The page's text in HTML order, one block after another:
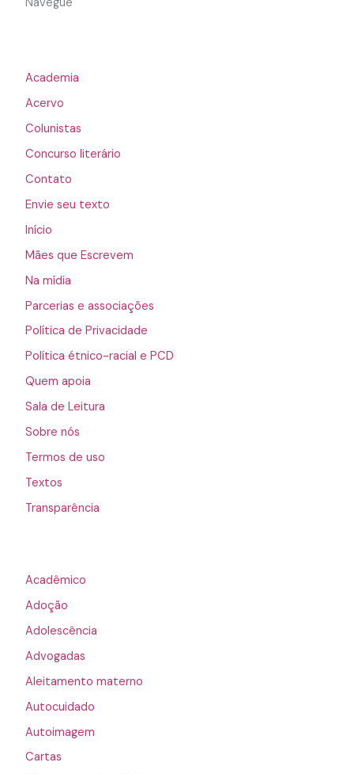
Academia
Acervo
Colunistas
Concurso literário
Contato
Envie seu texto
Início
Mães que Escrevem
Na mídia
Parcerias e associações
Política de Privacidade
Política étnico-racial e PCD
Quem apoia
Sala de Leitura
Sobre nós
Termos de uso
Textos
Transparência
Acadêmico
Adoção
Adolescência
Advogadas
Aleitamento materno
Autocuidado
Autoimagem
Cartas